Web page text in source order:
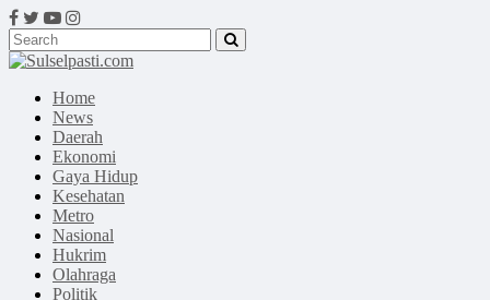
Home
News
Daerah
Ekonomi
Gaya Hidup
Kesehatan
Metro
Nasional
Hukrim
Olahraga
Politik